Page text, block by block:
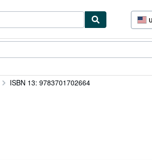
ISBN 13: 9783701702664